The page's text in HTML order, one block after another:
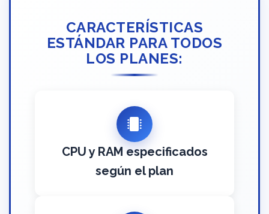
CARACTERÍSTICAS
ESTÁNDAR PARA TODOS
LOS PLANES:
CPU y RAM especificados
según el plan